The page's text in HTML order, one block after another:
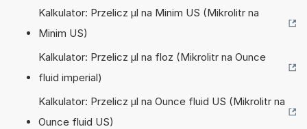
Kalkulator: Przelicz µl na Minim US (Mikrolitr na
Minim US)
Kalkulator: Przelicz µl na floz (Mikrolitr na Ounce
fluid imperial)
Kalkulator: Przelicz µl na Ounce fluid US (Mikrolitr na
Ounce fluid US)